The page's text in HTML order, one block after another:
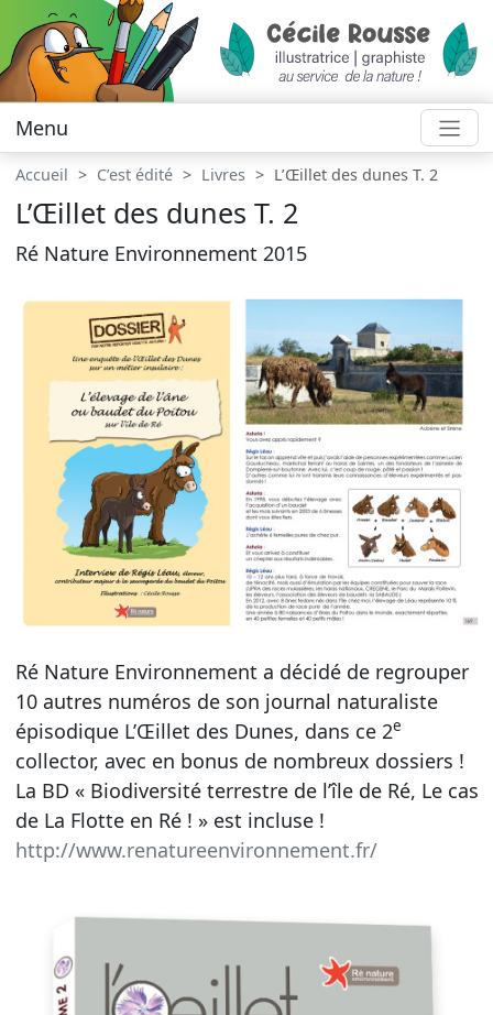
Menu
Accueil C’est édité Livres L’Œillet des dunes T. 2
L’Œillet des dunes T. 2
Ré Nature Environnement 2015
Ré Nature Environnement a décidé de regrouper
10 autres numéros de son journal naturaliste
épisodique L’Œillet des Dunes, dans ce 2e
collector, avec en bonus de nombreux dossiers !
La BD « Biodiversité terrestre de l’île de Ré, Le cas
de La Flotte en Ré ! » est incluse !
http://www.renatureenvironnement.fr/